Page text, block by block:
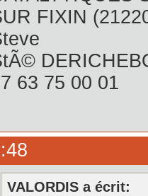
FIXIN
63 75 00 01
VALORDIS a écrit: